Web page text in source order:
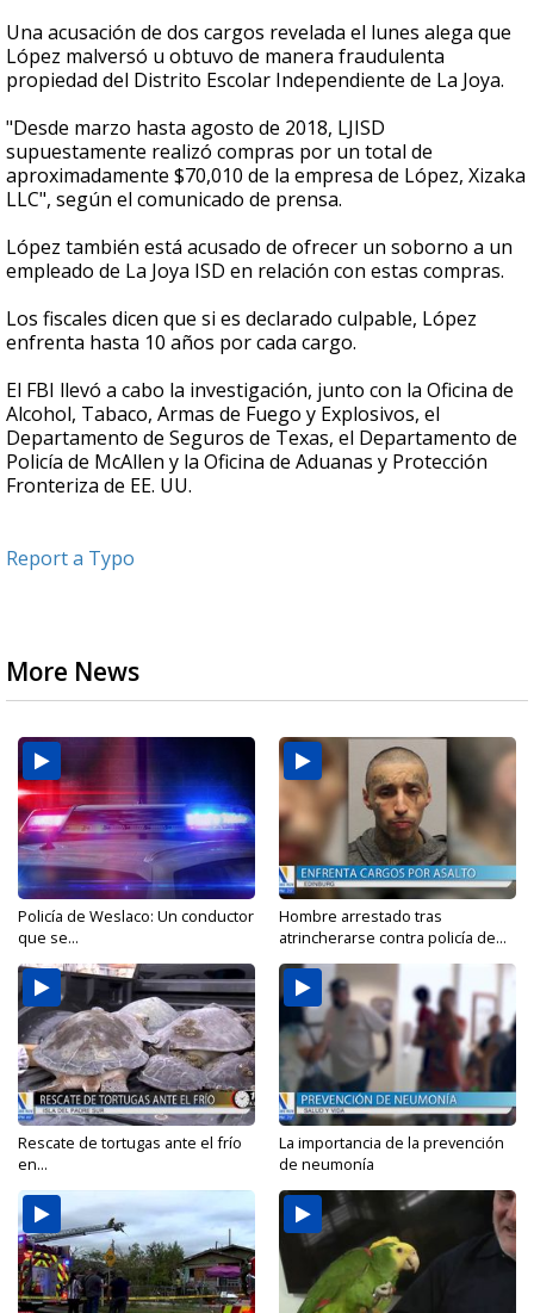
Una acusación de dos cargos revelada el lunes alega que
López malversó u obtuvo de manera fraudulenta
propiedad del Distrito Escolar Independiente de La Joya.
"Desde marzo hasta agosto de 2018, LJISD
supuestamente realizó compras por un total de
aproximadamente $70,010 de la empresa de López, Xizaka
LLC", según el comunicado de prensa.
López también está acusado de ofrecer un soborno a un
empleado de La Joya ISD en relación con estas compras.
Los fiscales dicen que si es declarado culpable, López
enfrenta hasta 10 años por cada cargo.
El FBI llevó a cabo la investigación, junto con la Oficina de
Alcohol, Tabaco, Armas de Fuego y Explosivos, el
Departamento de Seguros de Texas, el Departamento de
Policía de McAllen y la Oficina de Aduanas y Protección
Fronteriza de EE. UU.
Report a Typo
More News
Policía de Weslaco: Un conductor
que se...
Hombre arrestado tras
atrincherarse contra policía de...
Rescate de tortugas ante el frío
en...
La importancia de la prevención
de neumonía